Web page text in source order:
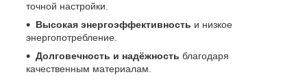
точной настройки.
Высокая энергоэффективность и низкое
энергопотребление.
Долговечность и надёжность благодаря
качественным материалам.